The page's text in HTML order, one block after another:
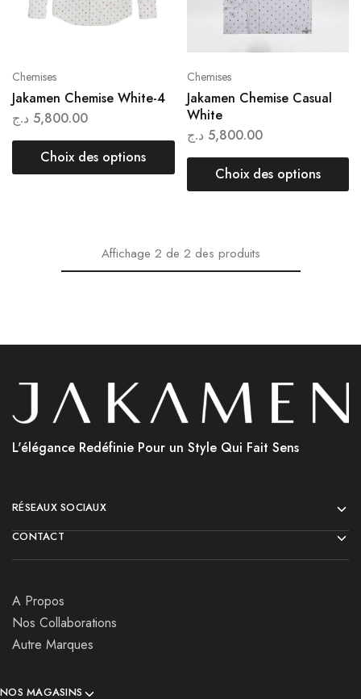
Chemises
Jakamen Chemise White-4
5,800.00 د.ج
Choix des options
Chemises
Jakamen Chemise Casual
White
5,800.00 د.ج
Choix des options
Affichage 2 de 2 des produits
L'élégance Redéfinie Pour un Style Qui Fait Sens
RÉSEAUX SOCIAUX
CONTACT
A Propos
Nos Collaborations
Autre Marques
NOS MAGASINS